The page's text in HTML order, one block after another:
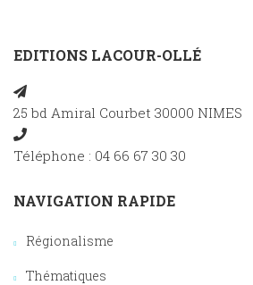
EDITIONS LACOUR-OLLÉ
25 bd Amiral Courbet 30000 NIMES
Téléphone : 04 66 67 30 30
NAVIGATION RAPIDE
Régionalisme
Thématiques